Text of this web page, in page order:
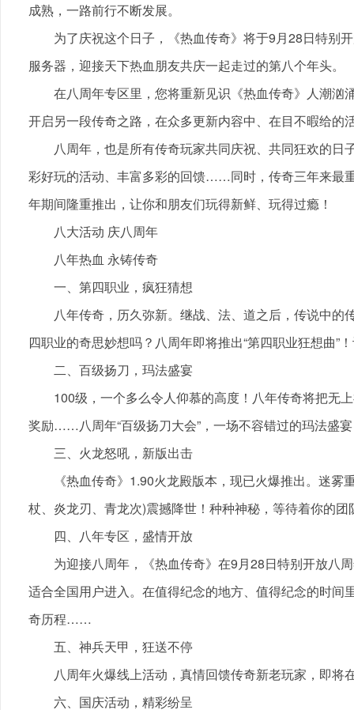
成熟，一路前行不断发展。
为了庆祝这个日子，《热血传奇》将于9月28日特别
服务器，迎接天下热血朋友共庆一起走过的第八个年头。
在八周年专区里，您将重新见识《热血传奇》人潮汹
开启另一段传奇之路，在众多更新内容中、在目不暇给的
八周年，也是所有传奇玩家共同庆祝、共同狂欢的日
彩好玩的活动、丰富多彩的回馈……同时，传奇三年来
年期间隆重推出，让你和朋友们玩得新鲜、玩得过瘾！
八大活动 庆八周年
八年热血 永铸传奇
一、第四职业，疯狂猜想
八年传奇，历久弥新。继战、法、道之后，传说中的
四职业的奇思妙想吗？八周年即将推出“第四职业狂想曲”
二、百级扬刀，玛法盛宴
100级，一个多么令人仰慕的高度！八年传奇将把无
奖励……八周年“百级扬刀大会”，一场不容错过的玛法盛
三、火龙怒吼，新版出击
《热血传奇》1.90火龙殿版本，现已火爆推出。迷雾
杖、炎龙刃、青龙次)震撼降世！种种神秘，等待着你的团
四、八年专区，盛情开放
为迎接八周年，《热血传奇》在9月28日特别开放八
适合全国用户进入。在值得纪念的地方、值得纪念的时间
奇历程……
五、神兵天甲，狂送不停
八周年火爆线上活动，真情回馈传奇新老玩家，即将
六、国庆活动，精彩纷呈